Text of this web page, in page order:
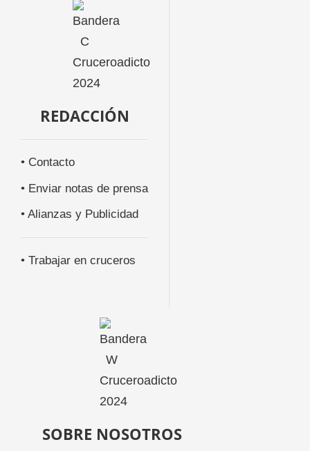
REDACCIÓN
• Contacto
• Enviar notas de prensa
• Alianzas y Publicidad
• Trabajar en cruceros
SOBRE NOSOTROS